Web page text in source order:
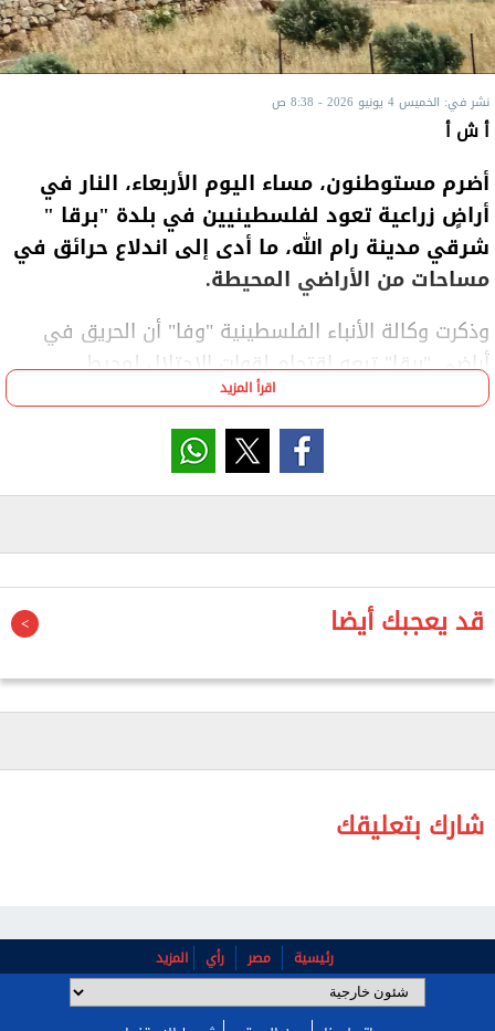
نشر في: الخميس 4 يونيو 2026 - 8:38 ص
أ ش أ
أضرم مستوطنون، مساء اليوم الأربعاء، النار في
أراضٍ زراعية تعود لفلسطينيين في بلدة "برقا "
شرقي مدينة رام الله، ما أدى إلى اندلاع حرائق في
مساحات من الأراضي المحيطة.
وذكرت وكالة الأنباء الفلسطينية "وفا" أن الحريق في
أراضي "برقا" تبعه اقتحام لقوات الاحتلال لمحيط
المنطقة، في وقت اعتبر فيه الأهالي أن ما جرى يأتي
ضمن سياسة تصعيد ميداني، وتوفير الحماية
وفي السياق، اقتحمت قوات الاحتلال الإسرائيلي بلدة
أحيائها، دون الإبلاغ عن اعتقالات.
اقرأ المزيد
قد يعجبك أيضا
شارك بتعليقك
رئيسية مصر رأي المزيد